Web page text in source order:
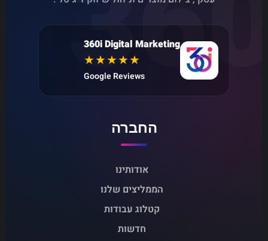
360i Digital Marketing
★★★★★
Google Reviews
החברה
אודותינו
הממליצים שלנו
קטלוג עבודות
חדשות